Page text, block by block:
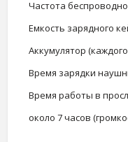
Частота
Емкость зарядного
Аккумулятор
Время зарядки
Время работы в
около 7 часов